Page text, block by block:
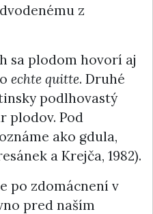
z
sa plodom hovorí aj
echte quitte. Druhé
podlhovastý
plodov. Pod
ako gdula,
a Krejča, 1982).
po zdomácnení v
pred naším